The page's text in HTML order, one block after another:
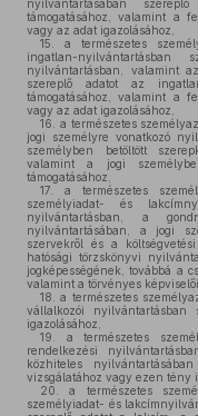
nyilvántartásában
támogatásához, valamint a
vagy az adat igazolásához,
15.
a természetes
ingatlan-
nyilvántartásban, valamint
szereplő adatot az
támogatásához, valamint a
vagy az adat igazolásához,
16.
a természetes
jogi személyre vonatkozó
személyben betöltött
valamint a jogi
támogatásához,
17.
a természetes
személyiadat- és
nyilvántartásban, a
nyilvántartásában, a jogi
szervekről és a
hatósági törzskönyvi
jogképességének, továbbá a
valamint a törvényes
18.
a természetes
vállalkozói nyilvántartásban
igazolásához,
19.
a természetes
rendelkezési
közhiteles
vizsgálatához vagy ezen tény
20.
a természetes
személyiadat- és